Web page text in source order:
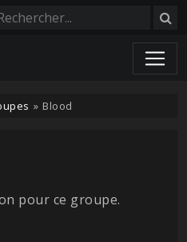
» Blood
pour ce groupe.